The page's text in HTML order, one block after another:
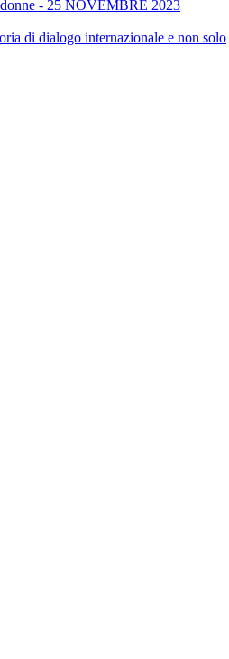
- 25 NOVEMBRE 2023
di dialogo internazionale e non solo